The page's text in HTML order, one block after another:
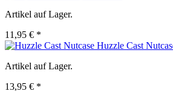
Artikel auf Lager.
11,95 € *
Huzzle Cast
Artikel auf Lager.
13,95 € *